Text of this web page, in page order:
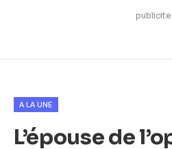
publicite
A LA UNE
L’épouse de